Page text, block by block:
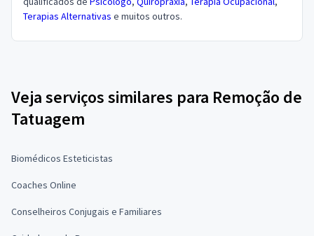
Terapias Alternativas e muitos outros.
Veja serviços similares para Remoção de
Tatuagem
Biomédicos Esteticistas
Coaches Online
Conselheiros Conjugais e Familiares